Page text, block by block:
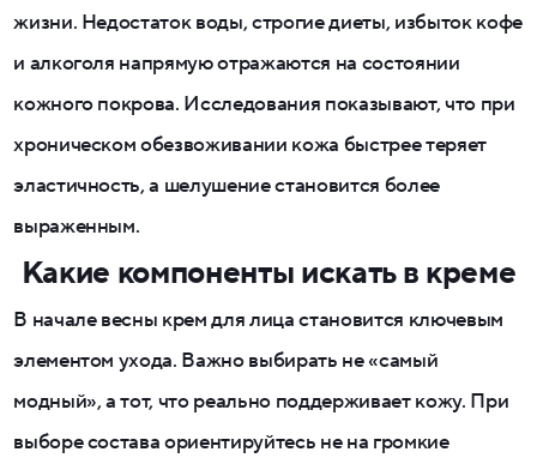
жизни. Недостаток воды, строгие диеты, избыток кофе
и алкоголя напрямую отражаются на состоянии
кожного покрова. Исследования показывают, что при
хроническом обезвоживании кожа быстрее теряет
эластичность, а шелушение становится более
выраженным.
Какие компоненты искать в креме
В начале весны крем для лица становится ключевым
элементом ухода. Важно выбирать не «самый
модный», а тот, что реально поддерживает кожу. При
выборе состава ориентируйтесь не на громкие